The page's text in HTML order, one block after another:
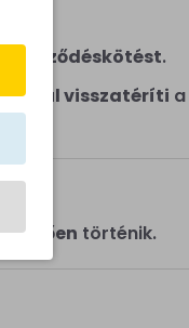
szerződéskötést.
visszatéríti
történik.